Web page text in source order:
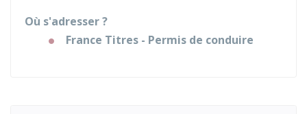
Où s'adresser ?
France Titres - Permis de conduire